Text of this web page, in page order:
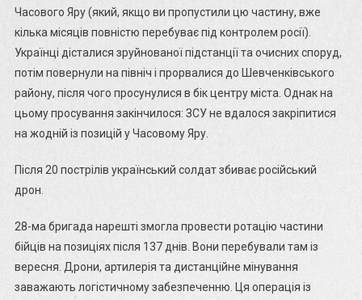
Часового Яру (який, якщо ви пропустили цю частину, вже
кілька місяців повністю перебуває під контролем росії).
Українці дісталися зруйнованої підстанції та очисних споруд,
потім повернули на північ і прорвалися до Шевченківського
району, після чого просунулися в бік центру міста. Однак на
цьому просування закінчилося: ЗСУ не вдалося закріпитися
на жодній із позицій у Часовому Яру.
Після 20 пострілів український солдат збиває російський
дрон.
28-ма бригада нарешті змогла провести ротацію частини
бійців на позиціях після 137 днів. Вони перебували там із
вересня. Дрони, артилерія та дистанційне мінування
заважають логістичному забезпеченню. Ця операція із